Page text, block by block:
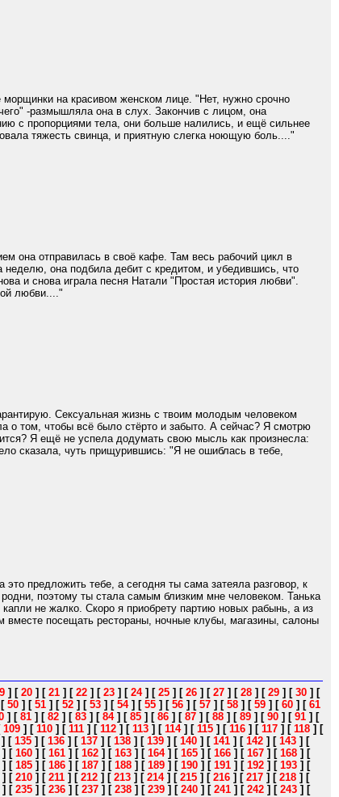
на красивом женском лице. "Нет, нужно срочно
-размышляла она в слух. Закончив с лицом, она
с пропорциями тела, они больше налились, и ещё сильнее
тяжесть свинца, и приятную слегка ноющую боль...."
она отправилась в своё кафе. Там весь рабочий цикл в
неделю, она подбила дебит с кредитом, и убедившись, что
и снова играла песня Натали "Простая история любви".
любви...."
Сексуальная жизнь с твоим молодым человеком
том, чтобы всё было стёрто и забыто. А сейчас? Я смотрю
Я ещё не успела додумать свою мысль как произнесла:
сказала, чуть прищурившись: "Я не ошиблась в тебе,
предложить тебе, а сегодня ты сама затеяла разговор, к
поэтому ты стала самым близким мне человеком. Танька
не жалко. Скоро я приобрету партию новых рабынь, а из
посещать рестораны, ночные клубы, магазины, салоны
] [ 20 ] [ 21 ] [ 22 ] [ 23 ] [ 24] [ 25 ] [ 26 ] [ 27 ] [ 28 ] [ 29 ] [ 30 ] [
[ 50 ] [ 51 ] [ 52 ] [ 53 ] [ 54] [ 55 ] [ 56 ] [ 57 ] [ 58 ] [ 59 ] [ 60 ] [ 61
] [ 81 ] [ 82 ] [ 83 ] [ 84] [ 85 ] [ 86 ] [ 87 ] [ 88 ] [ 89 ] [ 90 ] [ 91 ] [
109 ] [ 110 ] [ 111 ] [ 112 ] [ 113 ] [ 114] [ 115 ] [ 116 ] [ 117 ] [ 118 ] [
[ 135 ] [ 136 ] [ 137 ] [ 138 ] [ 139 ] [ 140 ] [ 141 ] [ 142 ] [ 143 ] [
] [ 160 ] [ 161 ] [ 162 ] [ 163 ] [ 164] [ 165 ] [ 166 ] [ 167 ] [ 168 ] [
] [ 185 ] [ 186 ] [ 187 ] [ 188 ] [ 189 ] [ 190 ] [ 191 ] [ 192 ] [ 193 ] [
] [ 210 ] [ 211 ] [ 212 ] [ 213 ] [ 214] [ 215 ] [ 216 ] [ 217 ] [ 218 ] [
] [ 235 ] [ 236 ] [ 237 ] [ 238 ] [ 239 ] [ 240 ] [ 241 ] [ 242 ] [ 243 ] [